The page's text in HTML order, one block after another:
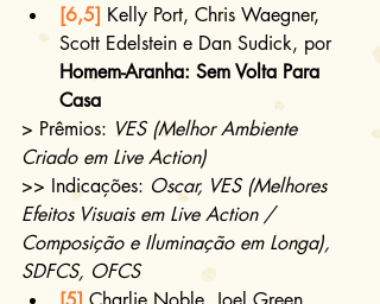
[6,5] Kelly Port, Chris Waegner,
Scott Edelstein e Dan Sudick, por
Homem-Aranha: Sem Volta Para
Casa
> Prêmios: VES (Melhor Ambiente
Criado em Live Action)
>> Indicações: Oscar, VES (Melhores
Efeitos Visuais em Live Action /
Composição e Iluminação em Longa),
SDFCS, OFCS